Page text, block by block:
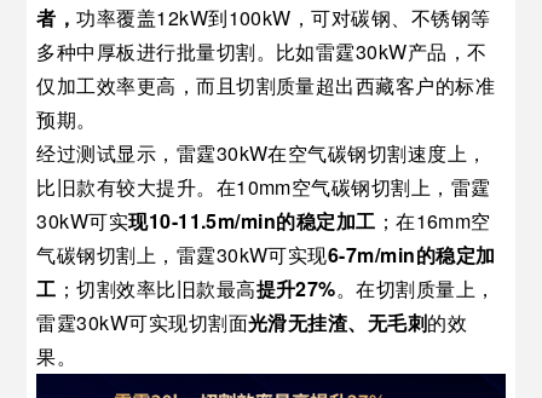
者 ，功率覆盖12kW到100kW，可对碳钢、不锈钢等
多种中厚板进行批量切割。比如雷霆30kW产品 ，不
仅加工效率更高，而且切割质量超出西藏客户的标准
预期。
经过测试显示，雷霆30kW在空气碳钢切割速度上，
比旧款有较大提升。在10mm空气碳钢切割上，雷霆
30kW可实现10-11.5m/min的稳定加工 ；在16mm空
气碳钢切割上，雷霆30kW可实现6-7m/min的稳定加
工 ；切割效率比旧款最高提升27%。在切割质量上，
雷霆30kW可实现切割面光滑无挂渣、无毛刺的效
果。